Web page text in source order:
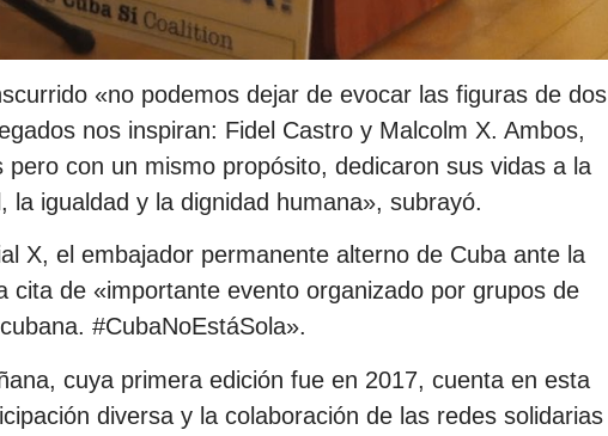
«no podemos dejar de evocar las figuras de dos
nos inspiran: Fidel Castro y Malcolm X. Ambos,
con un mismo propósito, dedicaron sus vidas a la
la igualdad y la dignidad humana», subrayó.
X, el embajador permanente alterno de Cuba ante la
cita de «importante evento organizado por grupos de
#CubaNoEstáSola».
cuya primera edición fue en 2017, cuenta en esta
diversa y la colaboración de las redes solidarias